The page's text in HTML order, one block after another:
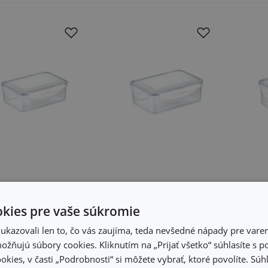
l, obdĺžniková
€
v eshope
1.5 l, obdĺžniková
9,10 €
Dostupné v eshope
pre vaše súkromie
len to, čo vás zaujíma, teda nevšedné nápady pre
súbory cookies. Kliknutím na „Prijať všetko“ súhlasíte s
v časti „Podrobnosti“ si môžete vybrať, ktoré povolíte.